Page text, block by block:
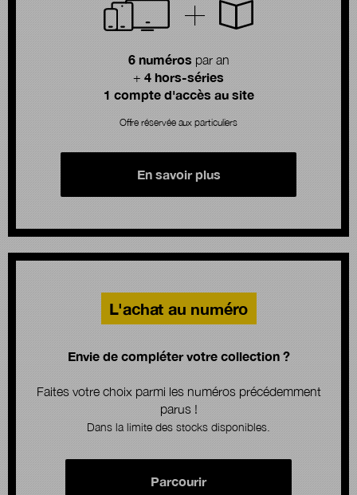
6 numérospar an
+ 4 hors-séries
1 compte d'accès au site
Offre réservée aux particuliers
En savoir plus
L'achat au numéro
Envie de compléter votre collection ?
Faites votre choix parmi les numéros précédemment
parus !
Dans la limite des stocks disponibles.
Parcourir